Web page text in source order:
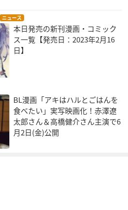
ニュース
本日発売の新刊漫画・コミック
ス一覧【発売日：2023年2月16
日】
BL漫画「アキはハルとごはんを
食べたい」実写映画化！赤澤遼
太郎さん＆高橋健介さん主演で6
月2日(金)公開